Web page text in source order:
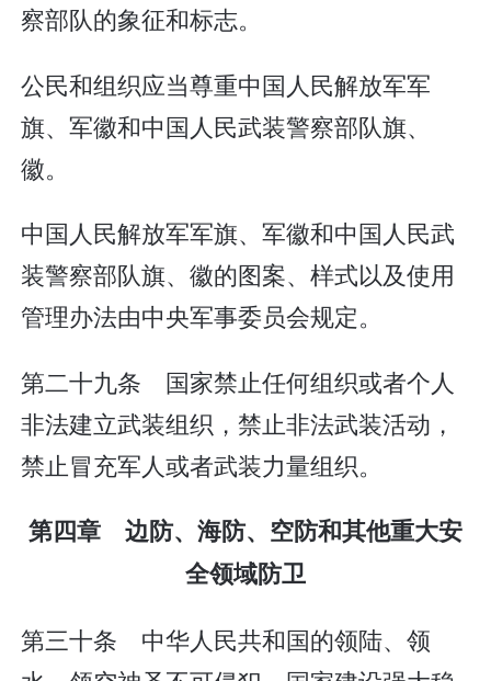
察部队的象征和标志。
公民和组织应当尊重中国人民解放军军
旗、军徽和中国人民武装警察部队旗、
徽。
中国人民解放军军旗、军徽和中国人民武
装警察部队旗、徽的图案、样式以及使用
管理办法由中央军事委员会规定。
第二十九条 国家禁止任何组织或者个人
非法建立武装组织，禁止非法武装活动，
禁止冒充军人或者武装力量组织。
第四章 边防、海防、空防和其他重大安
全领域防卫
第三十条 中华人民共和国的领陆、领